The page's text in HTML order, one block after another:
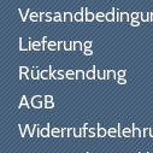
Lieferung
Rücksendung
AGB